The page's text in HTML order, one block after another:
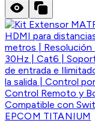
EPCOM TITANIUM